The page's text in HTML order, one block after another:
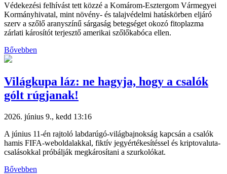
Védekezési felhívást tett közzé a Komárom-Esztergom Vármegyei
Kormányhivatal, mint növény- és talajvédelmi hatáskörben eljáró
szerv a szőlő aranyszínű sárgaság betegséget okozó fitoplazma
zárlati károsítót terjesztő amerikai szőlőkabóca ellen.
Bővebben
Világkupa láz: ne hagyja, hogy a csalók
gólt rúgjanak!
2026. június 9., kedd 13:16
A június 11-én rajtoló labdarúgó-világbajnokság kapcsán a csalók
hamis FIFA-weboldalakkal, fiktív jegyértékesítéssel és kriptovaluta-
csalásokkal próbálják megkárosítani a szurkolókat.
Bővebben